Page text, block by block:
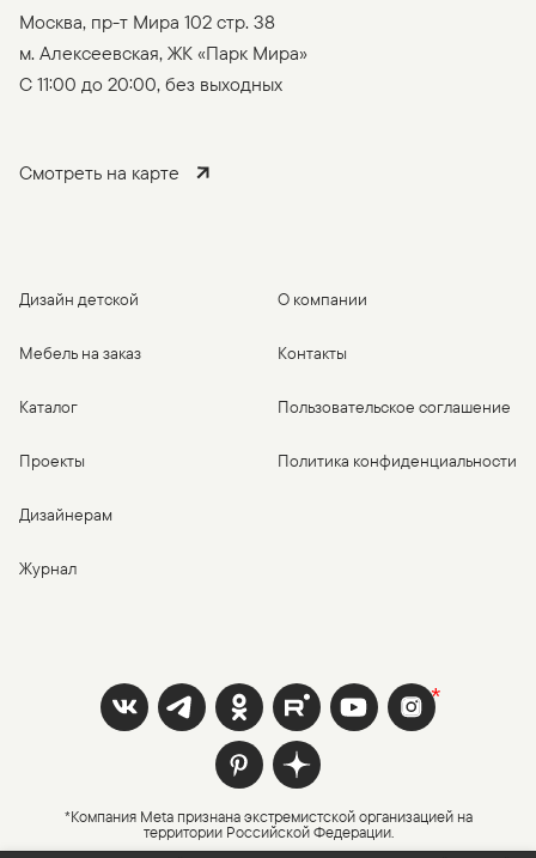
Москва, пр-т Мира 102 стр. 38
м. Алексеевская, ЖК «Парк Мира»
C 11:00 до 20:00, без выходных
Смотреть на карте
Дизайн детской
Мебель на заказ
Каталог
Проекты
Дизайнерам
Журнал
О компании
Контакты
Пользовательское соглашение
Политика конфиденциальности
*Компания Meta признана экстремистской организацией на
территории Российской Федерации.